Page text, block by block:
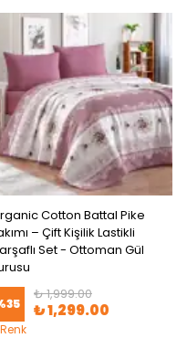
Cotton Battal Pike
– Çift Kişilik Lastikli
Set - Ottoman Gül
35
₺ 1,999.00
₺ 1,299.00
Renk